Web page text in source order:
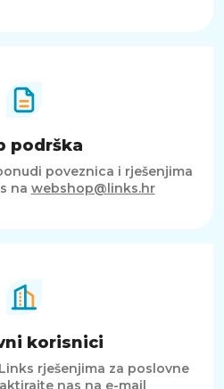
podrška
poveznica i rješenjima
na webshop@links.hr
korisnici
rješenjima za poslovne
nas na e-mail